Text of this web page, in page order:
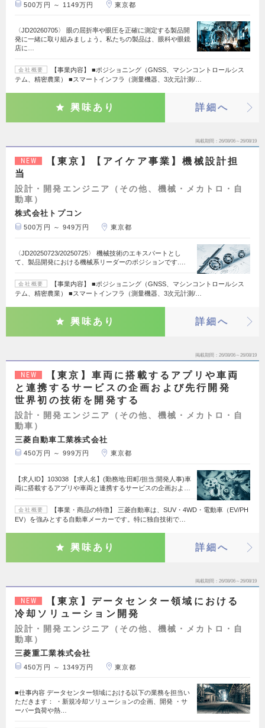
500万円 ～ 1149万円 東京都
〈JD20260705〉 眼の屈折率や眼圧を正確に測定する製品開
発に一緒に取り組みましょう。私たちの製品は、眼科や眼鏡
店に…
会社概要
【事業内容】 ■ポジショニング（GNSS、マシンコントロールシス
テム、精密農業） ■スマートインフラ（測量機器、3次元計測/…
興味あり 詳細へ
掲載期間 26/08/06～26/08/19
NEW
【東京】【アイケア事業】機械設計担
当
設計・開発エンジニア（その他、機械・メカトロ・自
動車）
株式会社トプコン
500万円 ～ 949万円 東京都
〈JD20250723/20250725〉 機械技術のエキスパートとし
て、製品開発における機械系リーダーのポジションです.…
会社概要
【事業内容】 ■ポジショニング（GNSS、マシンコントロールシス
テム、精密農業） ■スマートインフラ（測量機器、3次元計測/…
興味あり 詳細へ
掲載期間 26/08/06～26/08/19
NEW
【東京】車両に搭載するアプリや車両
と連携するサービスの企画および先行開発
世界初の技術を開発する
設計・開発エンジニア（その他、機械・メカトロ・自
動車）
三菱自動車工業株式会社
450万円 ～ 999万円 東京都
【求人ID】103038 【求人名】(勤務地:田町/担当:開発人事)車
両に搭載するアプリや車両と連携するサービスの企画およ…
会社概要
【事業・商品の特徴】 三菱自動車は、SUV・4WD・電動車（EV/PH
EV）を強みとする自動車メーカーです。特に独自技術で…
興味あり 詳細へ
掲載期間 26/08/06～26/08/19
NEW
【東京】データセンター領域における
冷却ソリューション開発
設計・開発エンジニア（その他、機械・メカトロ・自
動車）
三菱重工業株式会社
450万円 ～ 1349万円 東京都
■仕事内容 データセンター領域における以下の業務を担当い
ただきます： ・新規冷却ソリューションの企画、開発 ・サ
ーバー負荷や熱…